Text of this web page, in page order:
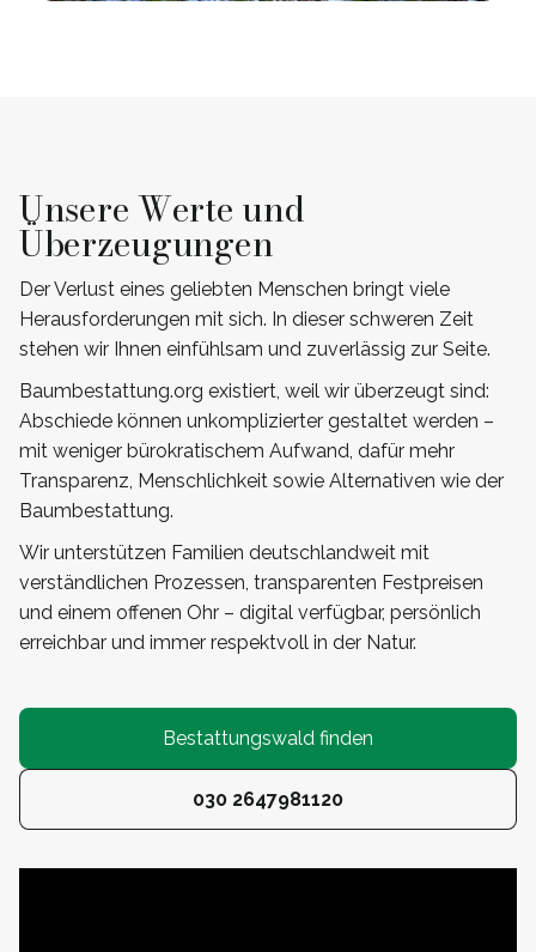
Unsere Werte und
Überzeugungen
Der Verlust eines geliebten Menschen bringt viele
Herausforderungen mit sich. In dieser schweren Zeit
stehen wir Ihnen einfühlsam und zuverlässig zur Seite.
Baumbestattung.org existiert, weil wir überzeugt sind:
Abschiede können unkomplizierter gestaltet werden –
mit weniger bürokratischem Aufwand, dafür mehr
Transparenz, Menschlichkeit sowie Alternativen wie der
Baumbestattung.
Wir unterstützen Familien deutschlandweit mit
verständlichen Prozessen, transparenten Festpreisen
und einem offenen Ohr – digital verfügbar, persönlich
erreichbar und immer respektvoll in der Natur.
Bestattungswald finden
030 2647981120